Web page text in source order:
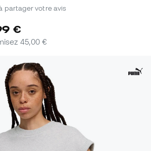
partager votre avis
€
45,00 €